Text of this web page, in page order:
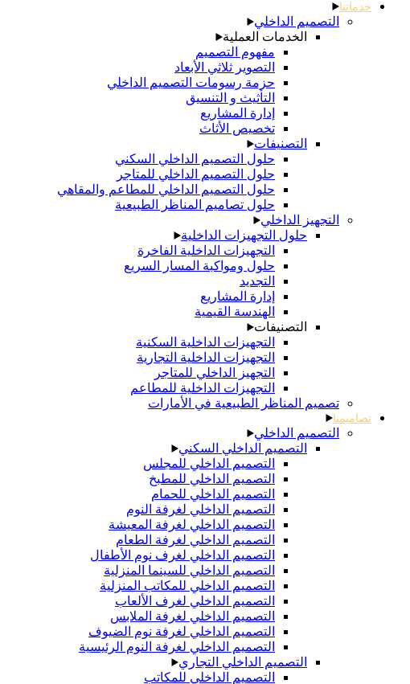
خدماتنا
التصميم الداخلي
الخدمات العملية
مفهوم التصميم
التصوير ثلاثي الأبعاد
حزمة رسومات التصميم الداخلي
التأثيث و التنسيق
إدارة المشاريع
تخصيص الأثاث
التصنيفات
حلول التصميم الداخلي السكني
حلول التصميم الداخلي للمتاجر
حلول التصميم الداخلي للمطاعم والمقاهي
حلول تصاميم المناظر الطبيعية
التجهيز الداخلي
حلول التجهيزات الداخلية
التجهيزات الداخلية الفاخرة
حلول ومواكبة المسار السريع
التجديد
إدارة المشاريع
الهندسة القيمية
التصنيفات
التجهيزات الداخلية السكنية
التجهيزات الداخلية التجارية
التجهيز الداخلي للمتاجر
التجهيزات الداخلية للمطاعم
تصميم المناظر الطبيعية في الأمارات
تصاميمنا
التصميم الداخلي
التصميم الداخلي السكني
التصميم الداخلي للمجلس
التصميم الداخلي للمطبخ
التصميم الداخلي للحمام
التصميم الداخلي لغرفة النوم
التصميم الداخلي لغرفة المعيشة
التصميم الداخلي لغرفة الطعام
التصميم الداخلي لغرف نوم الأطفال
التصميم الداخلي للسينما المنزلية
التصميم الداخلي للمكاتب المنزلية
التصميم الداخلي لغرف الألعاب
التصميم الداخلي لغرفة الملابس
التصميم الداخلي لغرفة نوم الضيوف
التصميم الداخلي لغرفة النوم الرئيسية
التصميم الداخلي التجاري
التصميم الداخلي للمكاتب